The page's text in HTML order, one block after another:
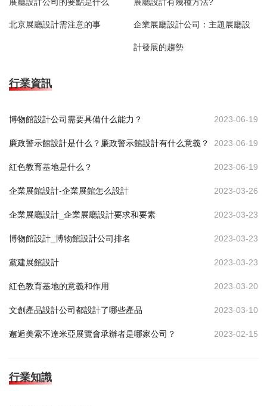
北京展廳設計需注意的事 企業展廳設計公司：主題展廳設
計發展的趨勢
行業資訊
博物館設計公司需要具備什么能力？ 2023-06-19
廉政警示館設計是什么？廉政警示館設計有什么意義？ 2023-06-19
紅色教育基地是什么？ 2023-06-19
企業展館設計-企業展館怎么設計 2023-03-26
企業展廳設計_企業展廳設計要求和要素 2023-03-23
博物館設計_博物館設計公司排名 2023-03-23
黨建展館設計 2023-03-23
紅色教育基地的意義和作用 2023-03-20
文創產品設計公司都設計了哪些產品 2023-03-10
邂逅美索不達米亞展覽會承辦者是哪家公司？ 2023-02-15
行業知識